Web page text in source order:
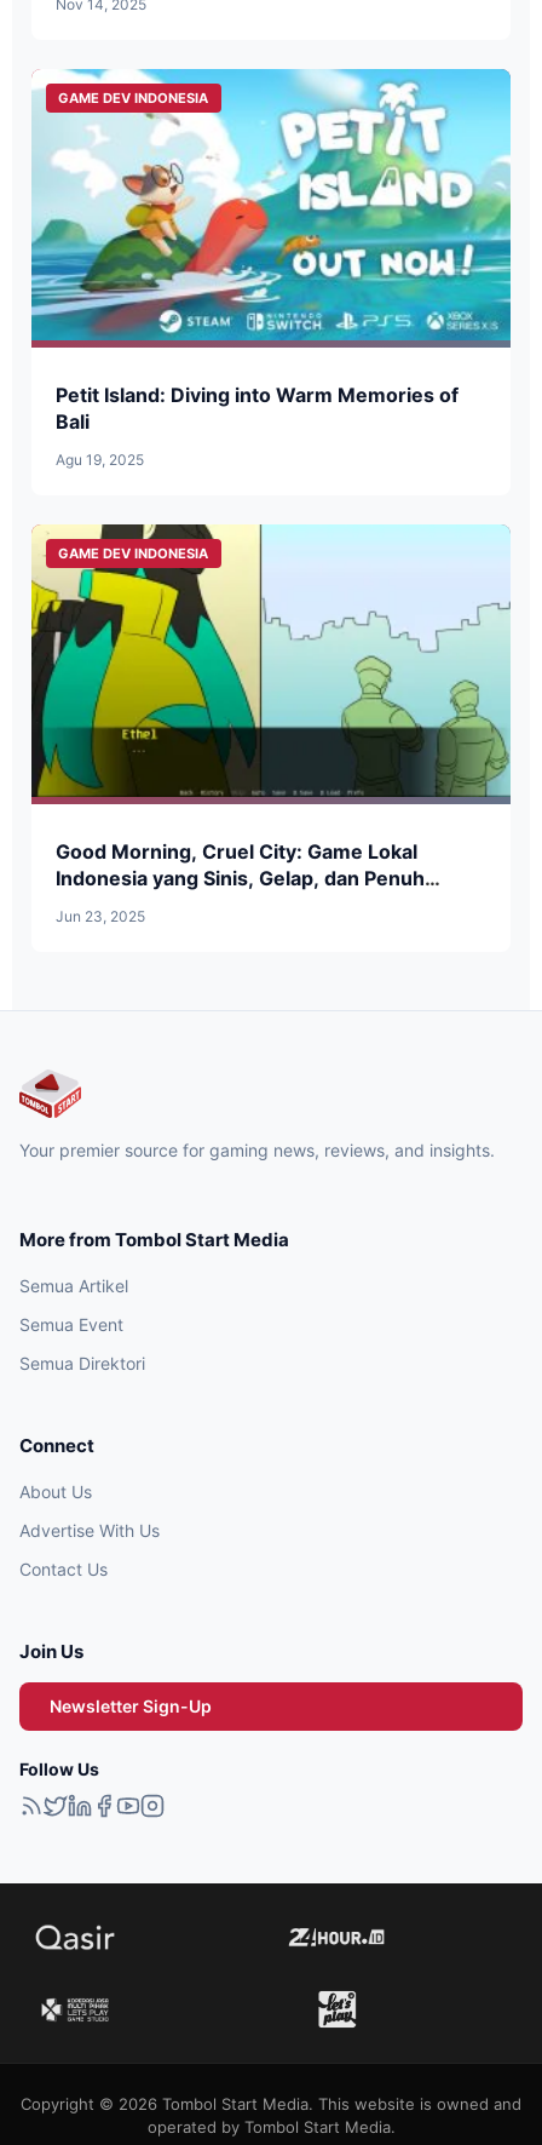
Nov 14, 2025
GAME DEV INDONESIA
Petit Island: Diving into Warm Memories of
Bali
Agu 19, 2025
GAME DEV INDONESIA
Good Morning, Cruel City: Game Lokal
Indonesia yang Sinis, Gelap, dan Penuh
Jun 23, 2025
Your premier source for gaming news, reviews, and insights.
More from Tombol Start Media
Semua Artikel
Semua Event
Semua Direktori
Connect
About Us
Advertise With Us
Contact Us
Join Us
Newsletter Sign-Up
Follow Us
Copyright © 2026 Tombol Start Media. This website is owned and
operated by Tombol Start Media.